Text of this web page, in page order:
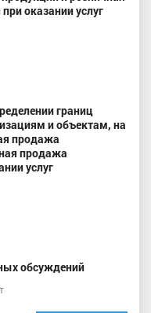
оказании услуг
границ
и объектам, на
продажа
продажа
услуг
обсуждений